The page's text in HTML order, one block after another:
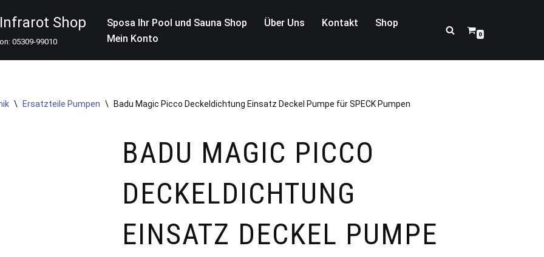
Shop
05309-99010
Sposa Ihr Pool und Sauna Shop Über Uns Kontakt
Shop
Mein Konto
0
\ Ersatzteile Pumpen \ Badu Magic Picco Deckeldichtung Einsatz Deckel Pumpe für SPECK Pumpen
BADU MAGIC PICCO
DECKELDICHTUNG
EINSATZ DECKEL PUMPE